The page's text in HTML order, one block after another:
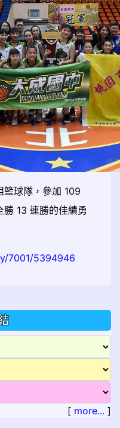
籃球隊，參加 109
13 連勝的佳績勇
7001/5394946
[ more... ]